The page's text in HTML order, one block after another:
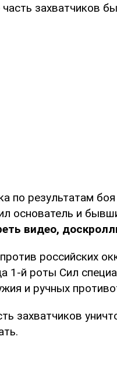
захватчиков
по результатам
основатель и
видео,
российских
1-й роты Сил
и ручных
захватчиков